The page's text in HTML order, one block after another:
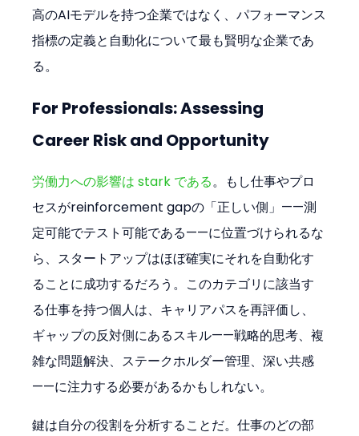
高のAIモデルを持つ企業ではなく、パフォーマンス
指標の定義と自動化について最も賢明な企業であ
る。
For Professionals: Assessing
Career Risk and Opportunity
労働力への影響は stark である。もし仕事やプロ
セスがreinforcement gapの「正しい側」——測
定可能でテスト可能である——に位置づけられるな
ら、スタートアップはほぼ確実にそれを自動化す
ることに成功するだろう。このカテゴリに該当す
る仕事を持つ個人は、キャリアパスを再評価し、
ギャップの反対側にあるスキル——戦略的思考、複
雑な問題解決、ステークホルダー管理、深い共感
——に注力する必要があるかもしれない。
鍵は自分の役割を分析することだ。仕事のどの部